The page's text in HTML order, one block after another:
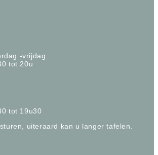
-vrijdag
tot 20u
tot 19u30
uiteraard kan u langer tafelen.